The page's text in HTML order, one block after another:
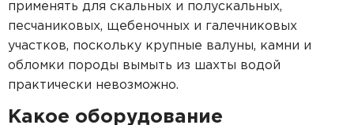
применять для скальных и полускальных,
песчаниковых, щебеночных и галечниковых
участков, поскольку крупные валуны, камни и
обломки породы вымыть из шахты водой
практически невозможно.
Какое оборудование